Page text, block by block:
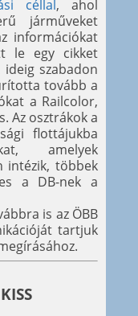
céllal, ahol
járműveket
információkat
le egy cikket
szabadon
tovább a
a Railcolor,
Az osztrákok a
flottájukba
amelyek
intézik, többek
a DB-nek a
is az ÖBB
tartjuk